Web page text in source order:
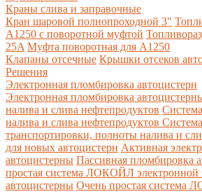
Краны слива и заправочные
Кран шаровой полнопроходной 3"
A1250 с поворотной муфтой
25A Муфта поворотная для А1250
Клапаны отсечные Крышки отсеков
Решения
Электронная пломбировка автоцистерн
Электронная пломбировка
налива и слива нефтепродуктов
налива и слива нефтепродуктов
транспортировки, полноты налива и
для новых автоцистерн Активная
автоцистерны Пассивная пломбировка
простая система ЛОКОЙЛ электронной
автоцистерны Очень простая система